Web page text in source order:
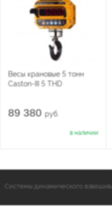
Весы крановые 5 тонн
Caston-III 5 THD
89 380 руб.
в наличии
Cистемы динамического